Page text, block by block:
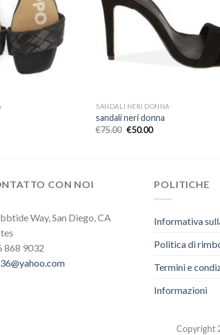
SANDALI NERI DONNA
sandali neri donna
€75.00 €50.00
CON NOI
Way, San Diego, CA
868 9032
POLITICHE
Informativa
Politica di
Termini e
Informazioni
Copyright